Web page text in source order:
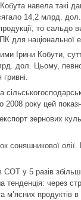
навела такі
14,2 млрд.
то
для національної
Ірини Кобути,
дол. Цьому,
гривні.
року цей
зернових
соняшникової
у 5 разів
через
м’ясних продуктів